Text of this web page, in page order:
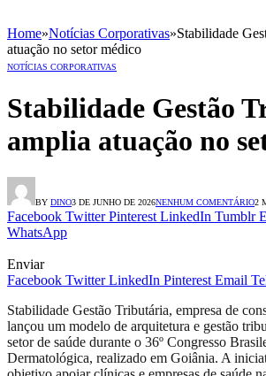
Home»Notícias Corporativas»Stabilidade
atuação no setor médico
NOTÍCIAS CORPORATIVAS
Stabilidade Gestão
amplia atuação no
BY DINO3 DE JUNHO DE 2026NENHUM COMENTÁRIO2
Facebook Twitter Pinterest LinkedIn Tumblr
WhatsApp
Enviar
Facebook Twitter LinkedIn Pinterest Email
Stabilidade Gestão Tributária, empresa de
lançou um modelo de arquitetura e gestão
setor de saúde durante o 36º Congresso
Dermatológica, realizado em Goiânia. A